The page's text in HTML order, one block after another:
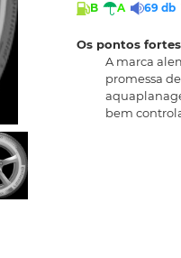
B A 69 db
Os pontos
A marca
promessa
bem